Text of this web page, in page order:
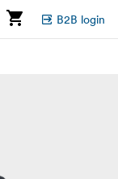
B2B login